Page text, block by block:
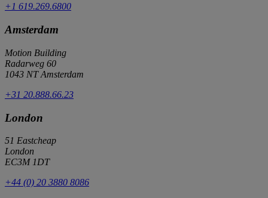
+1 619.269.6800
Amsterdam
Motion Building
Radarweg 60
1043 NT Amsterdam
+31 20.888.66.23
London
51 Eastcheap
London
EC3M 1DT
+44 (0) 20 3880 8086